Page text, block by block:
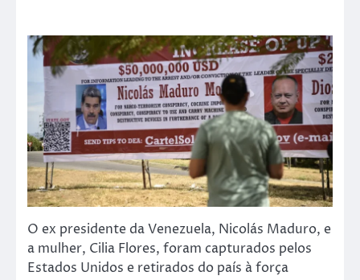
O ex presidente da Venezuela, Nicolás Maduro, e
a mulher, Cilia Flores, foram capturados pelos
Estados Unidos e retirados do país à força